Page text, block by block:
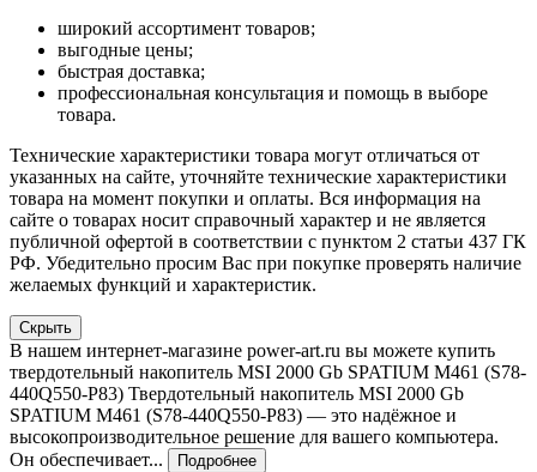
широкий ассортимент товаров;
выгодные цены;
быстрая доставка;
профессиональная консультация и помощь в выборе
товара.
Технические характеристики товара могут отличаться от
указанных на сайте, уточняйте технические характеристики
товара на момент покупки и оплаты. Вся информация на
сайте о товарах носит справочный характер и не является
публичной офертой в соответствии с пунктом 2 статьи 437 ГК
РФ. Убедительно просим Вас при покупке проверять наличие
желаемых функций и характеристик.
Скрыть
В нашем интернет-магазине power-art.ru вы можете купить
твердотельный накопитель MSI 2000 Gb SPATIUM M461 (S78-
440Q550-P83) Твердотельный накопитель MSI 2000 Gb
SPATIUM M461 (S78-440Q550-P83) — это надёжное и
высокопроизводительное решение для вашего компьютера.
Он обеспечивает...
Подробнее